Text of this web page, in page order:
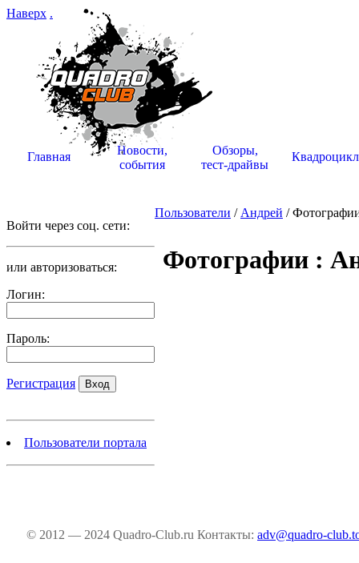
Наверх .
Главная
Новости,
события
Обзоры,
тест-драйвы
Войти через соц. сети:
или авторизоваться:
Логин:
Пароль:
Регистрация
Пользователи портала
Пользователи / Андрей /
Фотографии :
© 2012 — 2024 Quadro-Club.ru Контакты: adv@quadro-